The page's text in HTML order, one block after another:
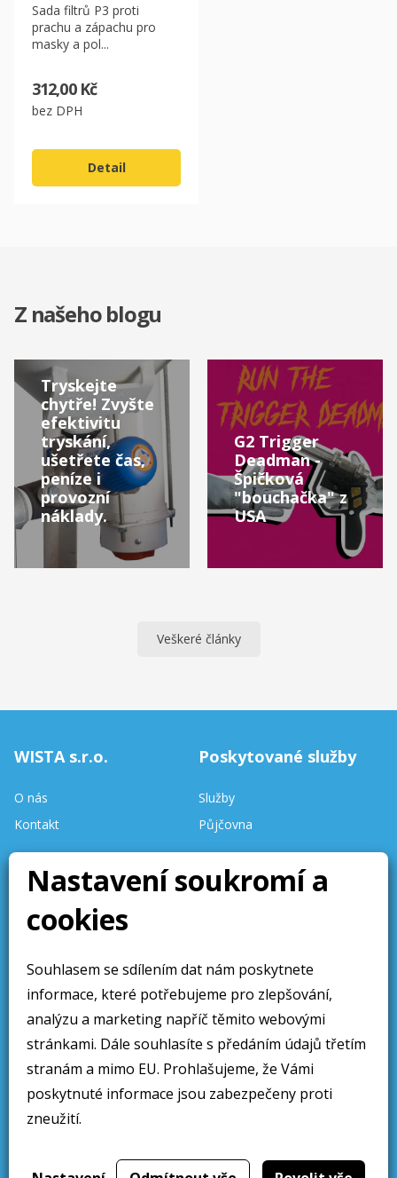
Nastavení soukromí a
cookies
Souhlasem se sdílením dat nám poskytnete
informace, které potřebujeme pro zlepšování,
analýzu a marketing napříč těmito webovými
stránkami. Dále souhlasíte s předáním údajů třetím
stranám a mimo EU. Prohlašujeme, že Vámi
poskytnuté informace jsou zabezpečeny proti
zneužití.
Sada filtrů P3 proti
prachu a zápachu pro
masky a pol...
312,00 Kč
bez DPH
Detail
Z našeho blogu
Tryskejte
chytře! Zvyšte
efektivitu
tryskání,
ušetřete čas,
peníze i
provozní
náklady.
G2 Trigger
Deadman -
Špičková
"bouchačka" z
USA
Veškeré články
WISTA s.r.o.
O nás
Kontakt
Stav skladu
aktualizován denně.
Stránky aktualizovány 10 /
Poskytované služby
Služby
Půjčovna
Obchodní sdělení
Obchodní podmínky
Ochrana osobních údajú
Cookies
Sledujte nás
Web přivedlo k životu 2019